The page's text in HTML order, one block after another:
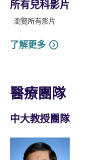
所有兒科影片
瀏覽所有影片
了解更多
醫療團隊
中大教授團隊